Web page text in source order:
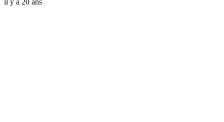
il y a 20 ans